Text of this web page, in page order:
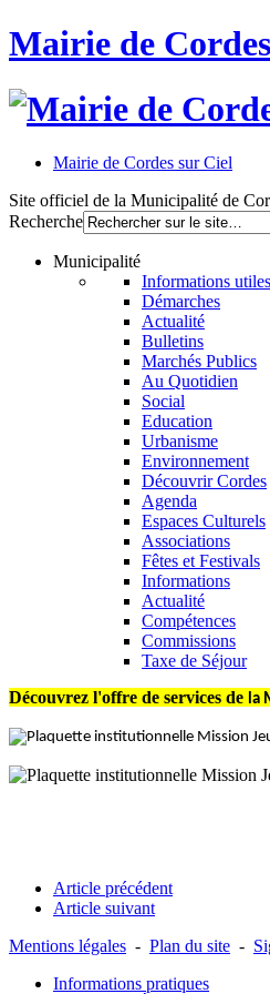
Mairie de
Mairie de Cordes sur Ciel
Site officiel de la Municipalité de
Recherche
Municipalité
Informations utiles
Démarches
Actualité
Bulletins
Marchés Publics
Au Quotidien
Social
Education
Urbanisme
Environnement
Découvrir Cordes
Agenda
Espaces Culturels
Associations
Fêtes et Festivals
Informations
Actualité
Compétences
Commissions
Taxe de Séjour
Découvrez l'offre de services de la
Article précédent
Article suivant
Mentions légales - Plan du site -
Informations pratiques